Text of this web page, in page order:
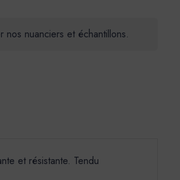
nuanciers et échantillons.
et résistante. Tendu